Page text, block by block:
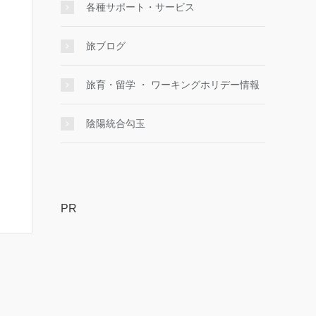
各種サポート・サービス
旅ブログ
旅育・留学 ・ ワーキングホリデー情報
陰陽統合勾玉
PR